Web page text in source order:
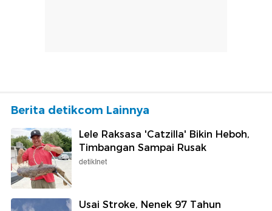
Berita detikcom Lainnya
Lele Raksasa 'Catzilla' Bikin Heboh,
Timbangan Sampai Rusak
detikInet
Usai Stroke, Nenek 97 Tahun